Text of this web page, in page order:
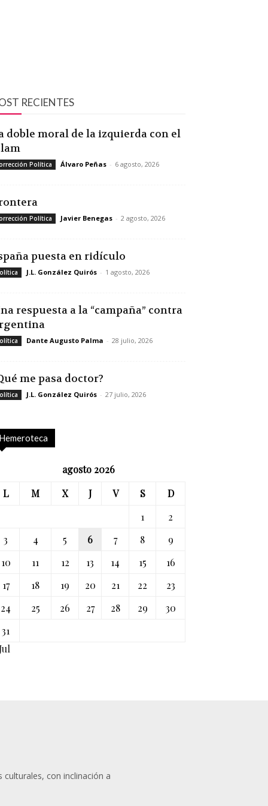
RECIENTES
doble moral de la izquierda con el
Política Álvaro Peñas - 6 agosto, 2026
Política Javier Benegas - 2 agosto, 2026
puesta en ridículo
J.L. González Quirós - 1 agosto, 2026
respuesta a la “campaña” contra
Dante Augusto Palma - 28 julio, 2026
me pasa doctor?
J.L. González Quirós - 27 julio, 2026
Hemeroteca
agosto 2026
L
M X J V S
D
1
2
3
4 5 6 7 8
9
10
11 12 13 14 15
16
17
18 19 20 21 22
23
24
25 26 27 28 29
30
31
con inclinación a